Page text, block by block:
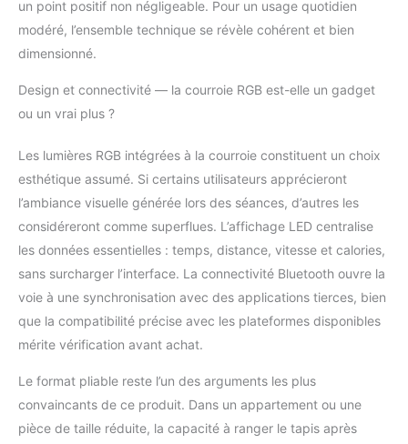
et silencieux est équipé de roulettes avant
pour un déplacement facile et peut être
rangé sous le lit ou le canapé pour gagner
un point positif non négligeable. Pour un usage quotidien
modéré, l’ensemble technique se révèle cohérent et bien
dimensionné.
Design et connectivité — la courroie RGB est-elle un gadget
ou un vrai plus ?
Les lumières RGB intégrées à la courroie constituent un choix
esthétique assumé. Si certains utilisateurs apprécieront
l’ambiance visuelle générée lors des séances, d’autres les
considéreront comme superflues. L’affichage LED centralise
les données essentielles : temps, distance, vitesse et calories,
sans surcharger l’interface. La connectivité Bluetooth ouvre la
voie à une synchronisation avec des applications tierces, bien
que la compatibilité précise avec les plateformes disponibles
mérite vérification avant achat.
Le format pliable reste l’un des arguments les plus
convaincants de ce produit. Dans un appartement ou une
pièce de taille réduite, la capacité à ranger le tapis après